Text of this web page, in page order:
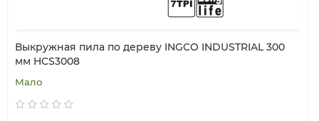
Выкружная пила по дереву INGCO INDUSTRIAL 300
мм HCS3008
Мало